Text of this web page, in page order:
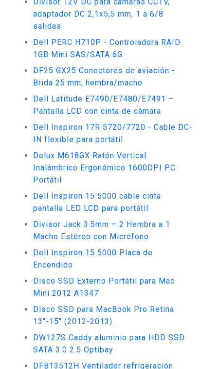
adaptador DC 2,1x5,5 mm, 1 a 6/8
salidas
Dell PERC H710P - Controladora RAID
1GB Mini SAS/SATA 6G
DF25 GX25 Conectores de aviación -
Brida 25 mm, hembra/macho
Dell Latitude E7490/E7480/E7491 –
Pantalla LCD con cinta de cámara
Dell Inspiron 17R 5720/7720 - Cable DC-
IN flexible para portátil
Delux M618GX Ratón Vertical
Inalámbrico Ergonómico 1600DPI PC
Portátil
Dell Inspiron 15 5000 cable cinta
pantalla LED LCD para portátil
Divisor Jack 3.5mm – 2 Hembra a 1
Macho Estéreo con Micrófono
Dell Inspiron 15 5000 Placa de
Encendido
Disco SSD Externo Portátil para Mac
Mini 2012 A1347
Disco SSD para MacBook Pro Retina
13"-15" (2012-2013)
DW127S Caddy aluminio para HDD SSD
SATA 3.0 2.5 Optibay
DFB13512H Ventilador refrigeración